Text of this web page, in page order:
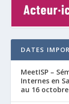
DATES
MeetISP –
Internes en
au 16